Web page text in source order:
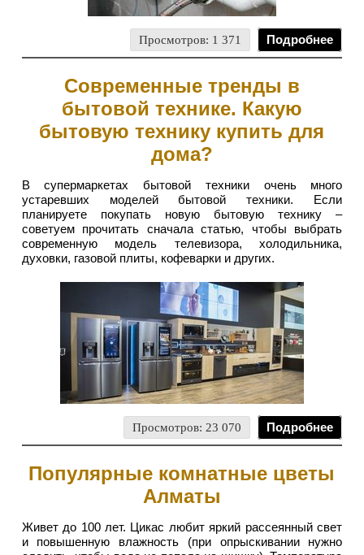
Просмотров: 1 371 Подробнее
Современные тренды в
бытовой технике. Какую
бытовую технику купить для
дома?
В супермаркетах бытовой техники очень много
устаревших моделей бытовой техники. Если
планируете покупать новую бытовую технику –
советуем прочитать сначала статью, чтобы выбрать
современную модель телевизора, холодильника,
духовки, газовой плиты, кофеварки и других.
Просмотров: 23 070 Подробнее
Популярные комнатные цветы
Алматы
Живет до 100 лет. Цикас любит яркий рассеянный свет
и повышенную влажность (при опрыскивании нужно